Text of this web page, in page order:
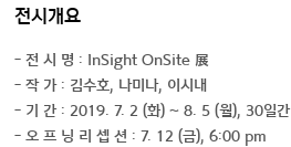
전시개요
- 전 시 명 : InSight OnSite 展
- 작 가 : 김수호, 나미나, 이시내
- 기 간 : 2019. 7. 2 (화) ~ 8. 5 (월), 30일간
- 오 프 닝 리 셉 션 : 7. 12 (금), 6:00 pm